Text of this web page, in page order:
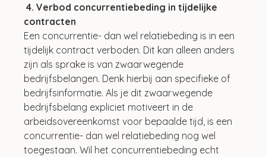
4. Verbod concurrentiebeding in tijdelijke
contracten
Een concurrentie- dan wel relatiebeding is in een
tijdelijk contract verboden. Dit kan alleen anders
zijn als sprake is van zwaarwegende
bedrijfsbelangen. Denk hierbij aan specifieke of
bedrijfsinformatie. Als je dit zwaarwegende
bedrijfsbelang expliciet motiveert in de
arbeidsovereenkomst voor bepaalde tijd, is een
concurrentie- dan wel relatiebeding nog wel
toegestaan. Wil het concurrentiebeding echt